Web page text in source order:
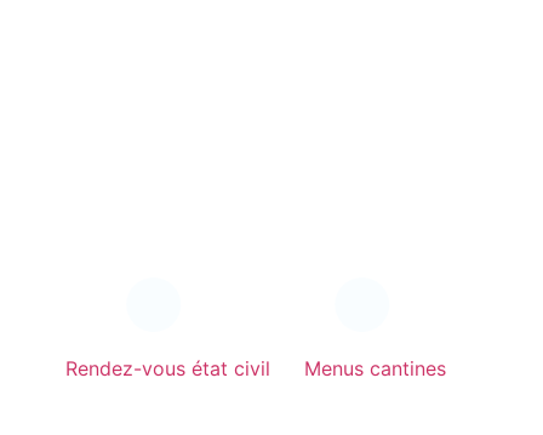
Rendez-vous état civil Menus cantines